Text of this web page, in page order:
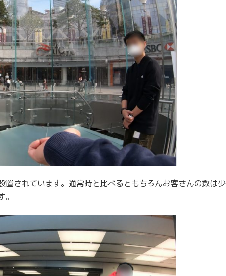
置されています。通常時と比べるともちろんお客さんの数は少